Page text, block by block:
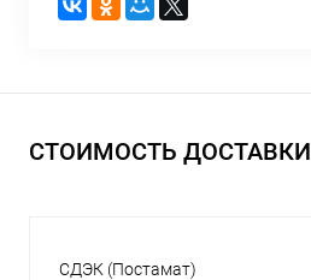
СТОИМОСТЬ ДОСТАВКИ
СДЭК (Постамат)